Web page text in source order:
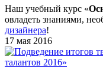
Наш учебный курс «
овладеть знаниями,
дизайнера!
17 мая 2016